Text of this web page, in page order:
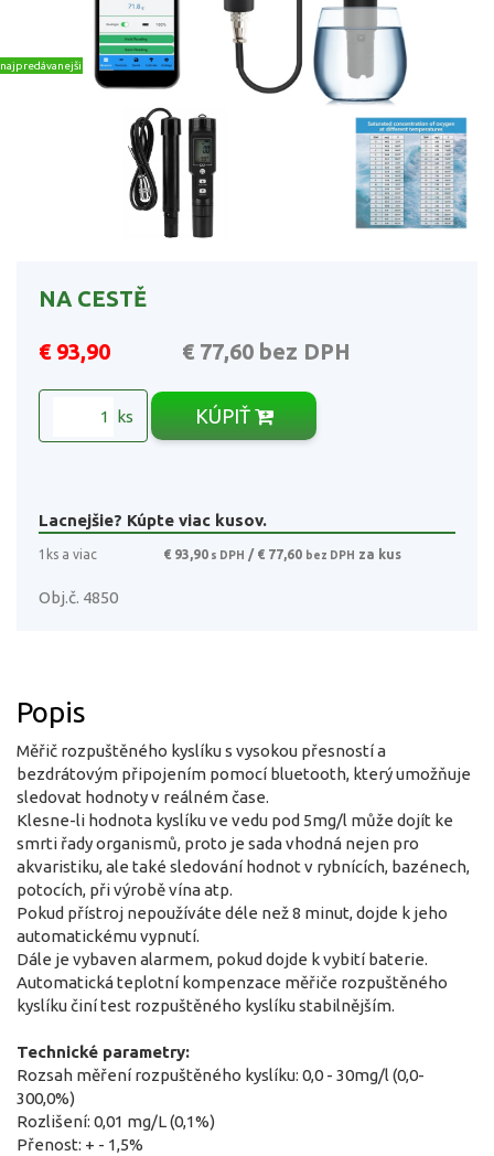
najpredávanejšie
NA CESTĚ
€ 93,90 € 77,60 bez DPH
ks KÚPIŤ
Lacnejšie? Kúpte viac kusov.
1ks a viac € 93,90 s DPH / € 77,60 bez DPH za kus
Obj.č. 4850
Popis
Měřič rozpuštěného kyslíku s vysokou přesností a
bezdrátovým připojením pomocí bluetooth, který umožňuje
sledovat hodnoty v reálném čase.
Klesne-li hodnota kyslíku ve vedu pod 5mg/l může dojít ke
smrti řady organismů, proto je sada vhodná nejen pro
akvaristiku, ale také sledování hodnot v rybnících, bazénech,
potocích, při výrobě vína atp.
Pokud přístroj nepoužíváte déle než 8 minut, dojde k jeho
automatickému vypnutí.
Dále je vybaven alarmem, pokud dojde k vybití baterie.
Automatická teplotní kompenzace měřiče rozpuštěného
kyslíku činí test rozpuštěného kyslíku stabilnějším.
Technické parametry:
Rozsah měření rozpuštěného kyslíku: 0,0 - 30mg/l (0,0-
300,0%)
Rozlišení: 0,01 mg/L (0,1%)
Přenost: + - 1,5%